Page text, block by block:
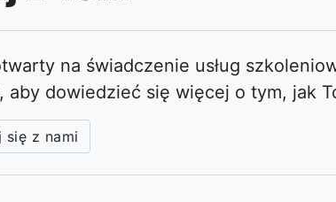
na świadczenie usług
aby dowiedzieć się więcej o tym, jak
się z nami